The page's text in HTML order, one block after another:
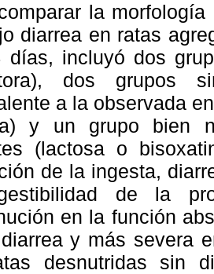
la
diarrea en ratas
días, incluyó dos
dos grupos
a la observada
y un grupo bien
(lactosa o
de la ingesta,
de la
en la función
y más severa
desnutridas sin